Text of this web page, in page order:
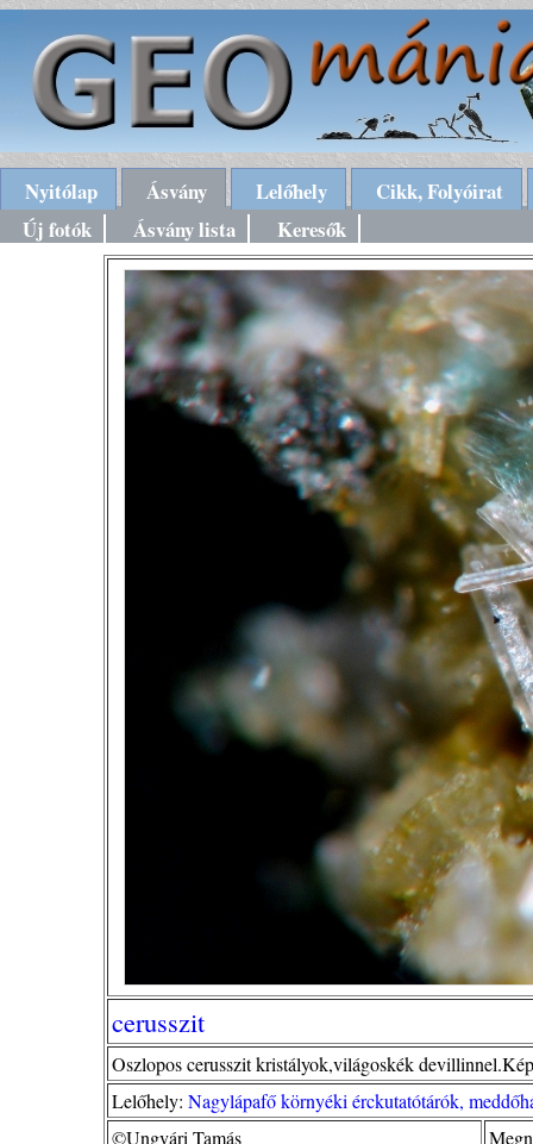
Nyitólap Ásvány Lelőhely
Cikk, Folyóirat
Új fotók
Ásvány lista Keresők
cerusszit
Oszlopos cerusszit kristályok,világoskék
Lelőhely: Nagylápafő környéki érckutatótárók,
©Ungvári Tamás